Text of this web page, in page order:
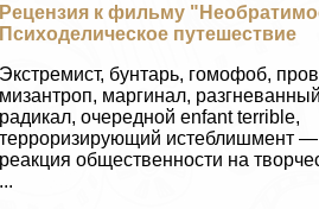
Рецензия к фильму
Психоделическое путешествие
Экстремист, бунтарь, гомофоб,
мизантроп, маргинал, разгневанный
радикал, очередной enfant terrible,
терроризирующий истeблишмент —
реакция общественности на
...